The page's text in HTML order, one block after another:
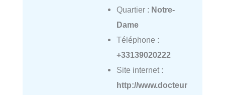
Quartier : Notre-
Dame
Téléphone :
+33139020222
Site internet :
http://www.docteur